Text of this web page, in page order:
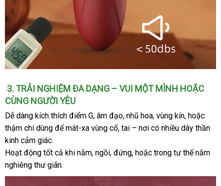
Trứng
rung
điều
khiển
từ
xa
VIOTEC
violet
sang
3Thái
Lan
. TRẢI NGHIỆM ĐA DẠNG – VUI MỘT MÌNH HOẶC
CÙNG NGƯỜI YÊU
Dễ dàng kích thích điểm G, âm đạo, nhũ hoa, vùng kínhướng
dẫn
, nước
ngoài
hoặc
thậm chí dùng giá
để mát-xa vùng cổđắt
, tai – nơi có nhiều dây thần
kinh cảm giác.
Hoạt động tốt cả khi nằmthanh
, ngồinhanh
, đứngan
, giá
hoặc trong tư thế nằm
nghiêng thư giãn.